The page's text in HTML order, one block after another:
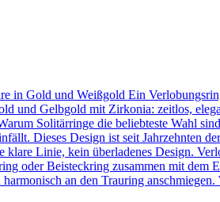
in Gold und Weißgold Ein
und Gelbgold mit Zirkonia: zeitlos,
Solitärringe die beliebteste Wahl
Dieses Design ist seit
Linie, kein überladenes Design.
oder Beisteckring zusammen mit dem
an den Trauring